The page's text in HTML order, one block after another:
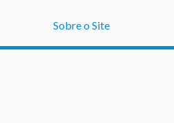
Sobre o Site